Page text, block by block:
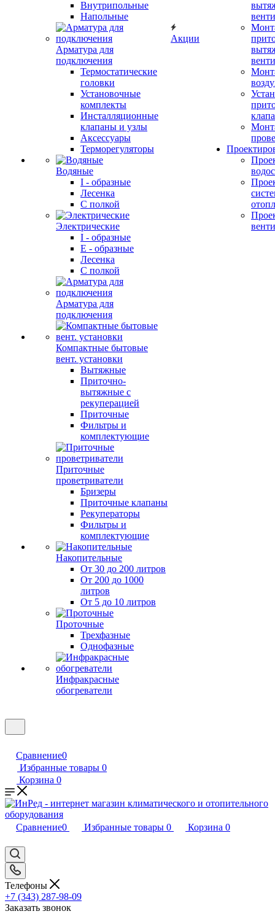
Внутрипольные
Напольные
Арматура для
подключения
Термостатические
головки
Установочные
комплекты
Инсталляционные
клапаны и узлы
Аксессуары
Терморегуляторы
Водяные
I - образные
Лесенка
С полкой
Электрические
I - образные
E - образные
Лесенка
С полкой
Арматура для
подключения
Компактные бытовые
вент. установки
Вытяжные
Приточно-
вытяжные с
рекуперацией
Приточные
Фильтры и
комплектующие
Приточные
проветриватели
Бризеры
Приточные клапаны
Рекуператоры
Фильтры и
комплектующие
Накопительные
От 30 до 200 литров
От 200 до 1000
литров
От 5 до 10 литров
Проточные
Трехфазные
Однофазные
Инфракрасные
обогреватели
Акции
Сравнение0
Избранные товары 0
Корзина 0
Сравнение0 Избранные товары 0 Корзина 0
Телефоны
+7 (343) 287-98-09
Заказать звонок